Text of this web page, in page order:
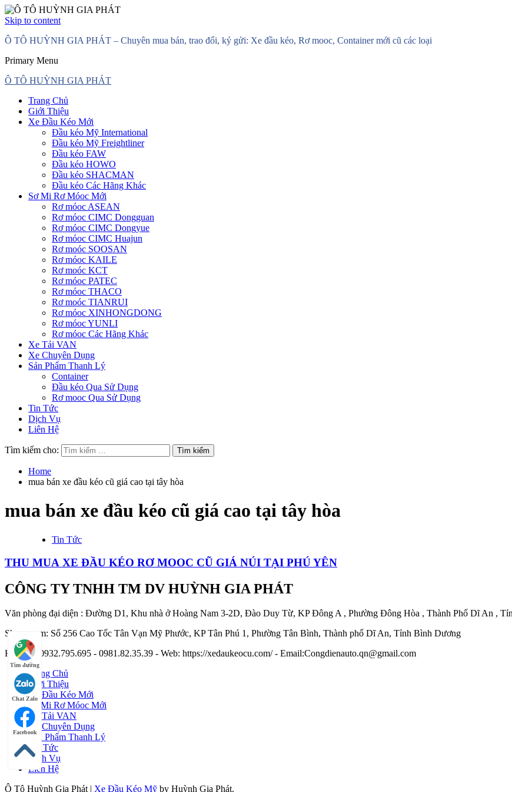
Skip to content
Ô TÔ HUỲNH GIA PHÁT – Chuyên mua bán, trao đổi, ký gửi: Xe đầu kéo, Rơ mooc, Container mới cũ các loại
Primary Menu
Ô TÔ HUỲNH GIA PHÁT
Trang Chủ
Giới Thiệu
Xe Đầu Kéo Mới
Đầu kéo Mỹ International
Đầu kéo Mỹ Freightliner
Đầu kéo FAW
Đầu kéo HOWO
Đầu kéo SHACMAN
Đầu kéo Các Hãng Khác
Sơ Mi Rơ Móoc Mới
Rơ móoc ASEAN
Rơ móoc CIMC Dongguan
Rơ móoc CIMC Dongyue
Rơ móoc CIMC Huajun
Rơ moóc SOOSAN
Rơ móoc KAILE
Rơ moóc KCT
Rơ móoc PATEC
Rơ móoc THACO
Rơ moóc TIANRUI
Rơ móoc XINHONGDONG
Rơ móoc YUNLI
Rơ móoc Các Hãng Khác
Xe Tải VAN
Xe Chuyên Dụng
Sản Phẩm Thanh Lý
Container
Đầu kéo Qua Sử Dụng
Rơ mooc Qua Sử Dụng
Tin Tức
Dịch Vụ
Liên Hệ
Tìm kiếm cho:
Home
mua bán xe đầu kéo cũ giá cao tại tây hòa
mua bán xe đầu kéo cũ giá cao tại tây hòa
Tin Tức
THU MUA XE ĐẦU KÉO RƠ MOOC CŨ GIÁ NÚI TẠI PHÚ YÊN
CÔNG TY TNHH TM DV HUỲNH GIA PHÁT
Văn phòng đại diện : Đường D1, Khu nhà ở Hoàng Nam 3-2D, Đào Duy Từ, KP Đông A , Phường Đông Hòa , Thành Phố Dĩ An ,
Showroom: Số 256 Cao Tốc Tân Vạn Mỹ Phước, KP Tân Phú 1, Phường Tân Bình, Thành phố Dĩ An, Tỉnh Bình Dương
Hotline : 0932.795.695 - 0981.82.35.39 - Web: https://xedaukeocu.com/ - Email:Congdienauto.qn@gmail.com
Tìm đường
Chat Zalo
Facebook
Trang Chủ
Giới Thiệu
Xe Đầu Kéo Mới
Sơ Mi Rơ Móoc Mới
Xe Tải VAN
Xe Chuyên Dụng
Sản Phẩm Thanh Lý
Tin Tức
Dịch Vụ
Liên Hệ
Ô Tô Huỳnh Gia Phát | Xe Đầu Kéo Mỹ by Huỳnh Gia Phát.